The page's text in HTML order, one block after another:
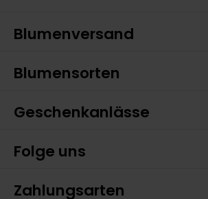
Blumenversand
Blumensorten
Geschenkanlässe
Folge uns
Zahlungsarten